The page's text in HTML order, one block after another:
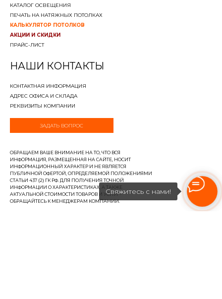
Свяжитесь с нами!
КОНТАКТНАЯ ИНФОРМАЦИЯ
АДРЕС ОФИСА И СКЛАДА
РЕКВИЗИТЫ КОМПАНИИ
ОБРАЩАЕМ ВАШЕ ВНИМАНИЕ НА ТО, ЧТО ВСЯ
ИНФОРМАЦИЯ, РАЗМЕЩЕННАЯ НА САЙТЕ, НОСИТ
ИНФОРМАЦИОННЫЙ ХАРАКТЕР И НЕ ЯВЛЯЕТСЯ
ПУБЛИЧНОЙ ОФЕРТОЙ, ОПРЕДЕЛЯЕМОЙ ПОЛОЖЕНИЯМИ
СТАТЬИ 437 (2) ГК РФ. ДЛЯ ПОЛУЧЕНИЯ ТОЧНОЙ
ИНФОРМАЦИИ О ХАРАКТЕРИСТИКАХ, А ТАКЖЕ
АКТУАЛЬНОЙ СТОИМОСТИ ТОВАРОВ И УСЛУГ -
ОБРАЩАЙТЕСЬ К МЕНЕДЖЕРАМ КОМПАНИИ.
КАТАЛОГ ОСВЕЩЕНИЯ
ПЕЧАТЬ НА НАТЯЖНЫХ ПОТОЛКАХ
КАЛЬКУЛЯТОР ПОТОЛКОВ
АКЦИИ И СКИДКИ
ПРАЙС-ЛИСТ
НАШИ КОНТАКТЫ
ЗАДАТЬ ВОПРОС